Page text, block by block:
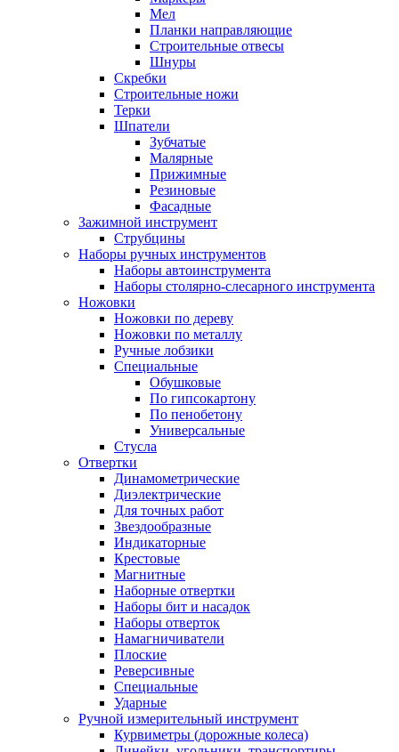
Мел
Планки направляющие
Строительные отвесы
Шнуры
Скребки
Строительные ножи
Терки
Шпатели
Зубчатые
Малярные
Прижимные
Резиновые
Фасадные
Зажимной инструмент
Струбцины
Наборы ручных инструментов
Наборы автоинструмента
Наборы столярно-слесарного инструмента
Ножовки
Ножовки по дереву
Ножовки по металлу
Ручные лобзики
Специальные
Обушковые
По гипсокартону
По пенобетону
Универсальные
Стусла
Отвертки
Динамометрические
Диэлектрические
Для точных работ
Звездообразные
Индикаторные
Крестовые
Магнитные
Наборные отвертки
Наборы бит и насадок
Наборы отверток
Намагничиватели
Плоские
Реверсивные
Специальные
Ударные
Ручной измерительный инструмент
Курвиметры (дорожные колеса)